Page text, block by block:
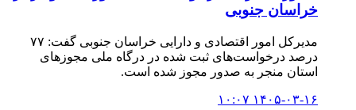
خراسان جنوبی
مدیرکل امور اقتصادی و دارایی خراسان جنوبی گفت: ۷۷
درصد درخواست‌های ثبت شده در درگاه ملی مجوزهای
استان منجر به صدور مجوز شده است.
۱۴۰۵-۰۳-۱۶ ۱۰:۰۷